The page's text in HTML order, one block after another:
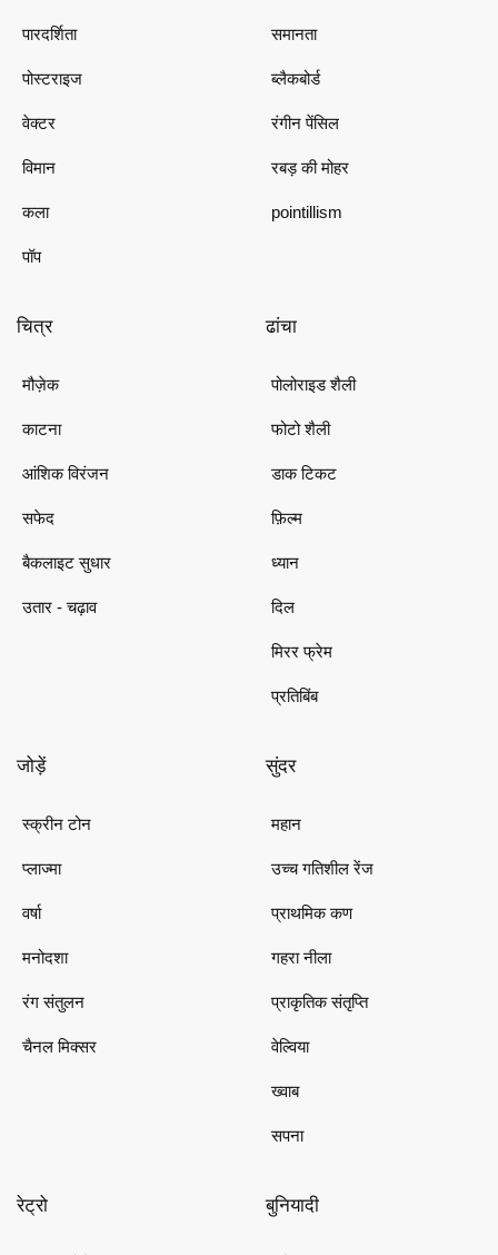
पारदर्शिता
पोस्टराइज
वेक्टर
विमान
कला
पॉप
समानता
ब्लैकबोर्ड
रंगीन पेंसिल
रबड़ की मोहर
pointillism
चित्र
मौज़ेक
काटना
आंशिक विरंजन
सफेद
बैकलाइट सुधार
उतार - चढ़ाव
ढांचा
पोलोराइड शैली
फोटो शैली
डाक टिकट
फ़िल्म
ध्यान
दिल
मिरर फ्रेम
प्रतिबिंब
जोड़ें
स्क्रीन टोन
प्लाज्मा
वर्षा
मनोदशा
रंग संतुलन
चैनल मिक्सर
सुंदर
महान
उच्च गतिशील रेंज
प्राथमिक कण
गहरा नीला
प्राकृतिक संतृप्ति
वेल्विया
ख्वाब
सपना
रेट्रो बुनियादी